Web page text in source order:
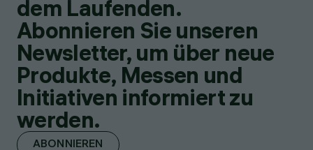
dem Laufenden.
Abonnieren Sie unseren
Newsletter, um über neue
Produkte, Messen und
Initiativen informiert zu
werden.
ABONNIEREN